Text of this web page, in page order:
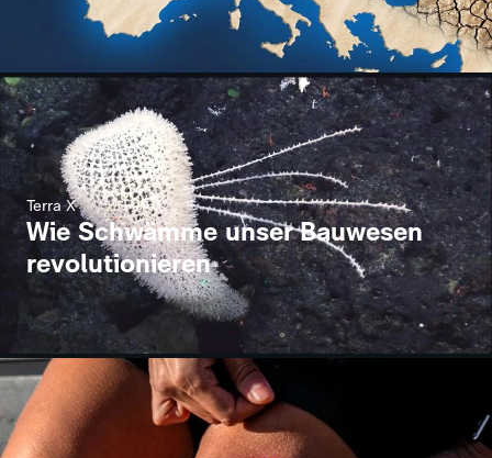
Terra X
Wie Schwämme unser Bauwesen
revolutionieren